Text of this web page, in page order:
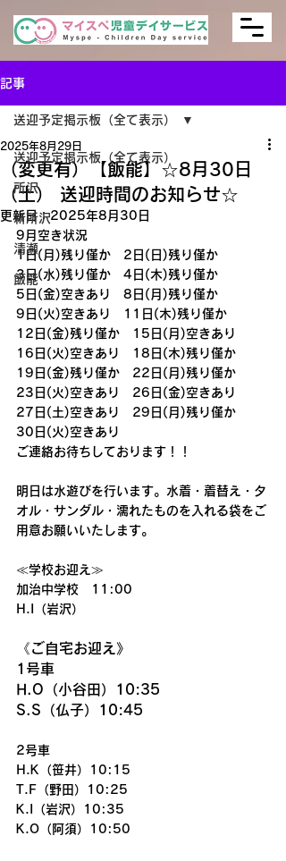
記事
送迎予定掲示板（全て表示）
所沢
新所沢
清瀬
飯能
送迎予定掲示板（全て表示）
（変更有）【飯能】☆8月30日
（土） 送迎時間のお知らせ☆
2025年8月29日
更新日：2025年8月30日
9月空き状況
1日(月)残り僅か　2日(日)残り僅か
3日(水)残り僅か　4日(木)残り僅か
5日(金)空きあり　8日(月)残り僅か
9日(火)空きあり　11日(木)残り僅か
12日(金)残り僅か　15日(月)空きあり
16日(火)空きあり　18日(木)残り僅か
19日(金)残り僅か　22日(月)残り僅か
23日(火)空きあり　26日(金)空きあり
27日(土)空きあり　29日(月)残り僅か
30日(火)空きあり
ご連絡お待ちしております！！
明日は水遊びを行います。水着・着替え・タ
オル・サンダル・濡れたものを入れる袋をご
用意お願いいたします。
≪学校お迎え≫
加治中学校　11:00
H.I（岩沢）
《ご自宅お迎え》
1号車
H.O（小谷田）10:35
S.S（仏子）10:45
2号車
H.K（笹井）10:15
T.F（野田）10:25
K.I（岩沢）10:35
K.O（阿須）10:50